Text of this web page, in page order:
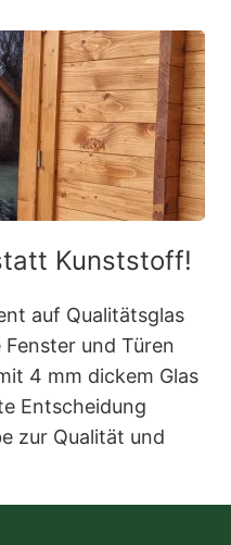
Kunststoff!
auf Qualitätsglas
und Türen
4 mm dickem Glas
Entscheidung
zur Qualität und